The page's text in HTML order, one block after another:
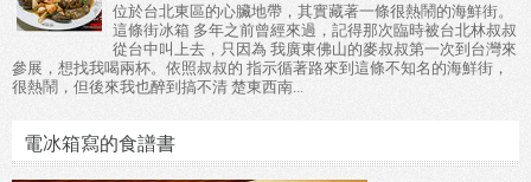
位於台北東區的心臟地帶，其實藏著一條很熱鬧的海鮮街。
這條街冰箱 多年之前曾經來過，記得那次臨時被台北林叔叔
從台中叫上去，只因為 我廣東佛山的麥叔叔第一次到台灣來
參展，想找我喝兩杯。依照叔叔的 指示循著路來到這條不知名的海鮮街，
很熱鬧，但後來我也醉到搞不清 楚東西南...
電冰箱寫的食譜書